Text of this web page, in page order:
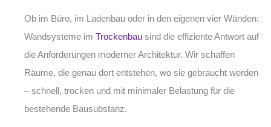
Ob im Büro, im Ladenbau oder in den eigenen vier Wänden:
Wandsysteme im Trockenbau sind die effiziente Antwort auf
die Anforderungen moderner Architektur. Wir schaffen
Räume, die genau dort entstehen, wo sie gebraucht werden
– schnell, trocken und mit minimaler Belastung für die
bestehende Bausubstanz.